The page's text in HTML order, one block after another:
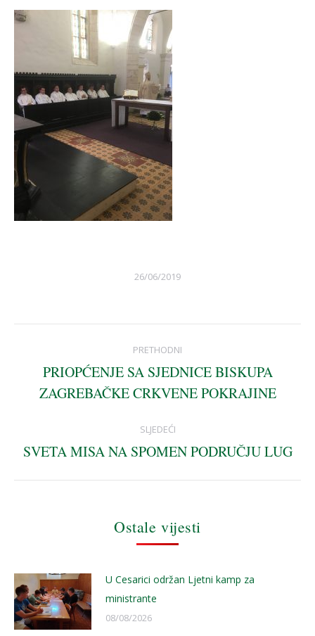
26/06/2019
navigation
PRETHODNI
post:
PRIOPĆENJE SA SJEDNICE BISKUPA
ZAGREBAČKE CRKVENE POKRAJINE
SLJEDEĆI
Next
SVETA MISA NA SPOMEN PODRUČJU LUG
Ostale vijesti
U Cesarici održan Ljetni kamp za
ministrante
08/08/2026